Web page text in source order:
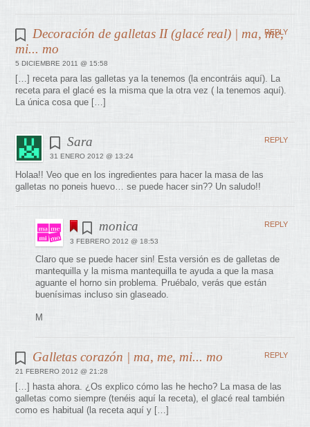
Decoración de galletas II (glacé real) | ma, me,
mi... mo
5 DICIEMBRE 2011 @ 15:58
[…] receta para las galletas ya la tenemos (la encontráis aquí). La
receta para el glacé es la misma que la otra vez ( la tenemos aquí).
La única cosa que […]
REPLY
Sara
31 ENERO 2012 @ 13:24
Holaa!! Veo que en los ingredientes para hacer la masa de las
galletas no poneis huevo… se puede hacer sin?? Un saludo!!
REPLY
monica
3 FEBRERO 2012 @ 18:53
Claro que se puede hacer sin! Esta versión es de galletas de
mantequilla y la misma mantequilla te ayuda a que la masa
aguante el horno sin problema. Pruébalo, verás que están
buenísimas incluso sin glaseado.
M
REPLY
Galletas corazón | ma, me, mi... mo
21 FEBRERO 2012 @ 21:28
[…] hasta ahora. ¿Os explico cómo las he hecho? La masa de las
galletas como siempre (tenéis aquí la receta), el glacé real también
como es habitual (la receta aquí y […]
REPLY